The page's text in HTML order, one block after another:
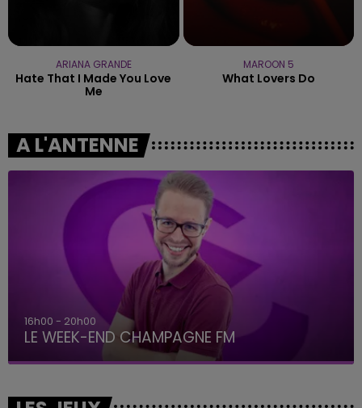
ARIANA GRANDE
Hate That I Made You Love
Me
MAROON 5
What Lovers Do
A L'ANTENNE
16h00 - 20h00
LE WEEK-END CHAMPAGNE FM